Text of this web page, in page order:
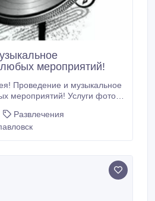
мероприятий!
Проведение и музыкальное
мероприятий! Услуги фото и
Тамады: 471224
ей
Развлечения